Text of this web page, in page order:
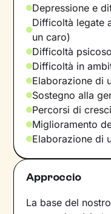
Depressione e
Difficoltà legate
un caro)
Difficoltà
Difficoltà in
Elaborazione di
Sostegno alla
Percorsi di
Miglioramento
Elaborazione di
Approccio
La base del